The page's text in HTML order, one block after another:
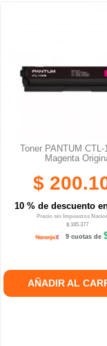
Toner PANTUM CTL-
Magenta
$
10 % de descuento
Precio sin Impuestos
$ 165.377
9 cuotas de
AÑADIR AL